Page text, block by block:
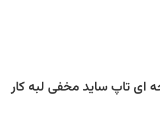
ای تاپ ساید مخفی لبه کار